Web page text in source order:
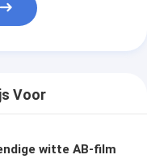
Voor
witte AB-film